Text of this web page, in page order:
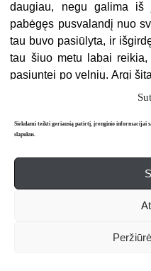
Siekdami teikti geriausią patirtį, įrenginio informacijai
slapukus.
daugiau, negu galima
pabėgęs pusvalandį nuo
tau buvo pasiūlyta, ir
tau šiuo metu labai
pasiuntei po velnių. Argi
bent kiek dar turi sveiko
pašnekovo, dar
galvą tokia paprasta
šiandien čia ir kitur
kojų. Dar ją lyg tyčia